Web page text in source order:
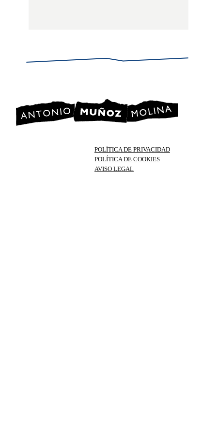
POLÍTICA DE PRIVACIDAD
POLÍTICA DE COOKIES
AVISO LEGAL